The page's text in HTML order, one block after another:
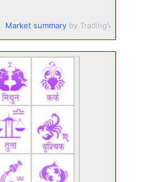
Market summary by TradingView